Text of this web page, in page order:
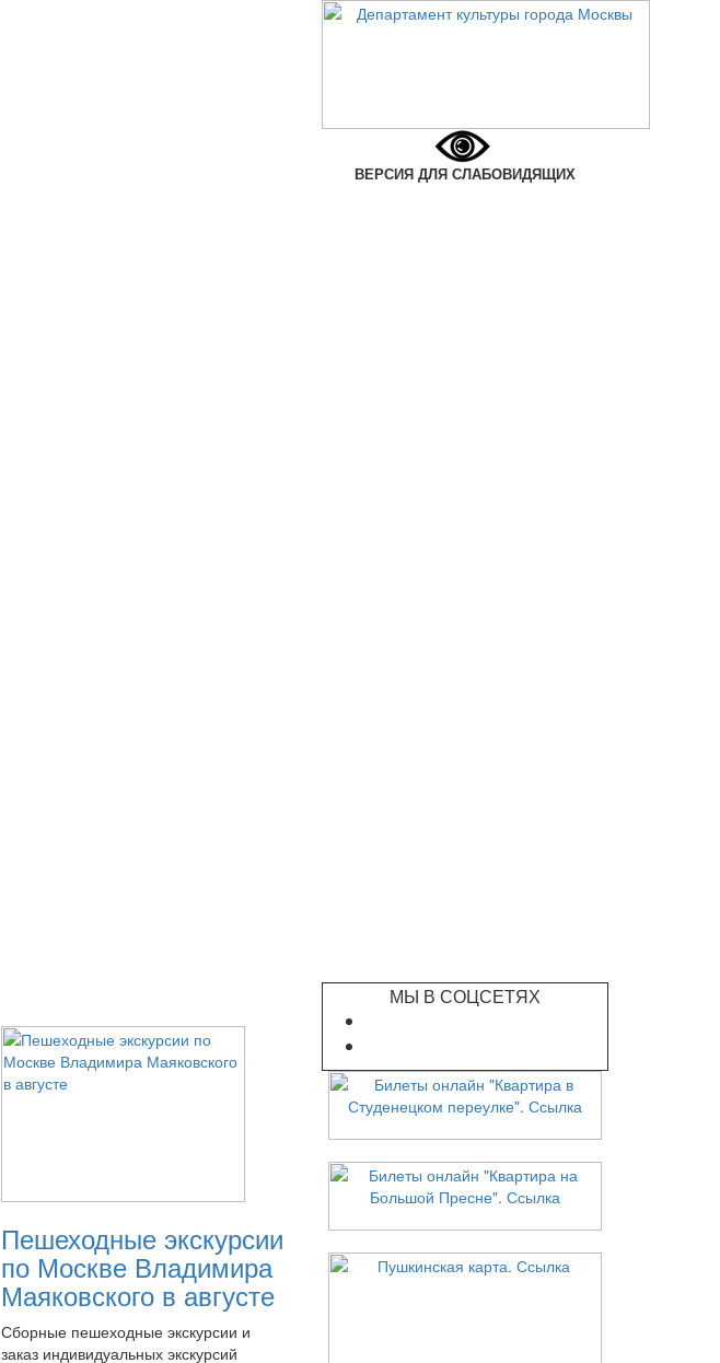
ВЕРСИЯ ДЛЯ СЛАБОВИДЯЩИХ
Пешеходные экскурсии
по Москве Владимира
Маяковского в августе
Сборные пешеходные экскурсии и
заказ индивидуальных экскурсий
МЫ В СОЦСЕТЯХ